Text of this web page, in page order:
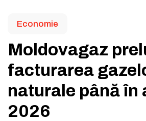
Economie
Moldovagaz
facturarea
naturale până în
2026